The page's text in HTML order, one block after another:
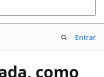
Entrar
como